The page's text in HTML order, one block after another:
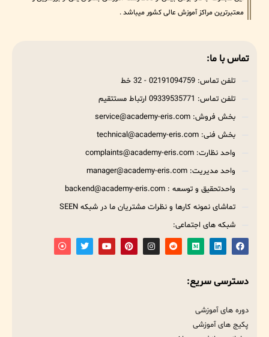
معتبرترین مراکز آموزش عالی کشور میباشد .
تماس با ما:
تلفن تماس: 02191094759 - 32 خط
تلفن تماس: 09339535771 ارتباط مستتقیم
بخش فروش: service@academy-eris.com
بخش فنی: technical@academy-eris.com
واحد نظارت: complaints@academy-eris.com
واحد مدیریت: manager@academy-eris.com
واحدتحقیق و توسعه : backend@academy-eris.com
تماشای نمونه کارها و نظرات مشتریان ما در شبکه SEEN
شبکه های اجتماعی:
دسترسی سریع:
دوره های آموزشی
پکیج های آموزشی